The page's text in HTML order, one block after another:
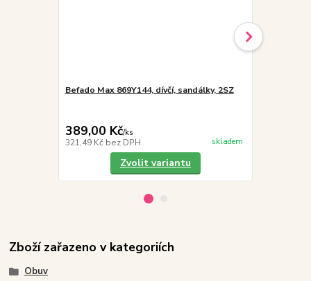
Befado Max 869Y144, dívčí, sandálky, 2SZ
389,00 Kč/ks
321,49 Kč bez DPH skladem
Zvolit variantu
Zboží zařazeno v kategoriích
Obuv